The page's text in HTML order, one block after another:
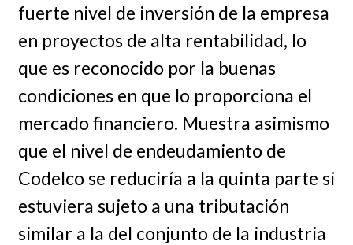
fuerte nivel de inversión de la empresa
en proyectos de alta rentabilidad, lo
que es reconocido por la buenas
condiciones en que lo proporciona el
mercado financiero. Muestra asimismo
que el nivel de endeudamiento de
Codelco se reduciría a la quinta parte si
estuviera sujeto a una tributación
similar a la del conjunto de la industria